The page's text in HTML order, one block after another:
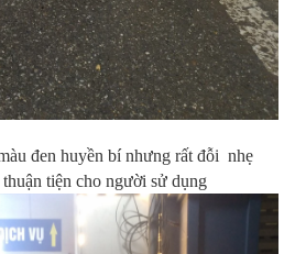
đen huyền bí nhưng rất đỗi nhẹ
tiện cho người sử dụng